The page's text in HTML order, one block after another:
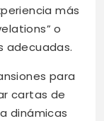
más
o
adecuadas.
para
cartas de
dinámicas